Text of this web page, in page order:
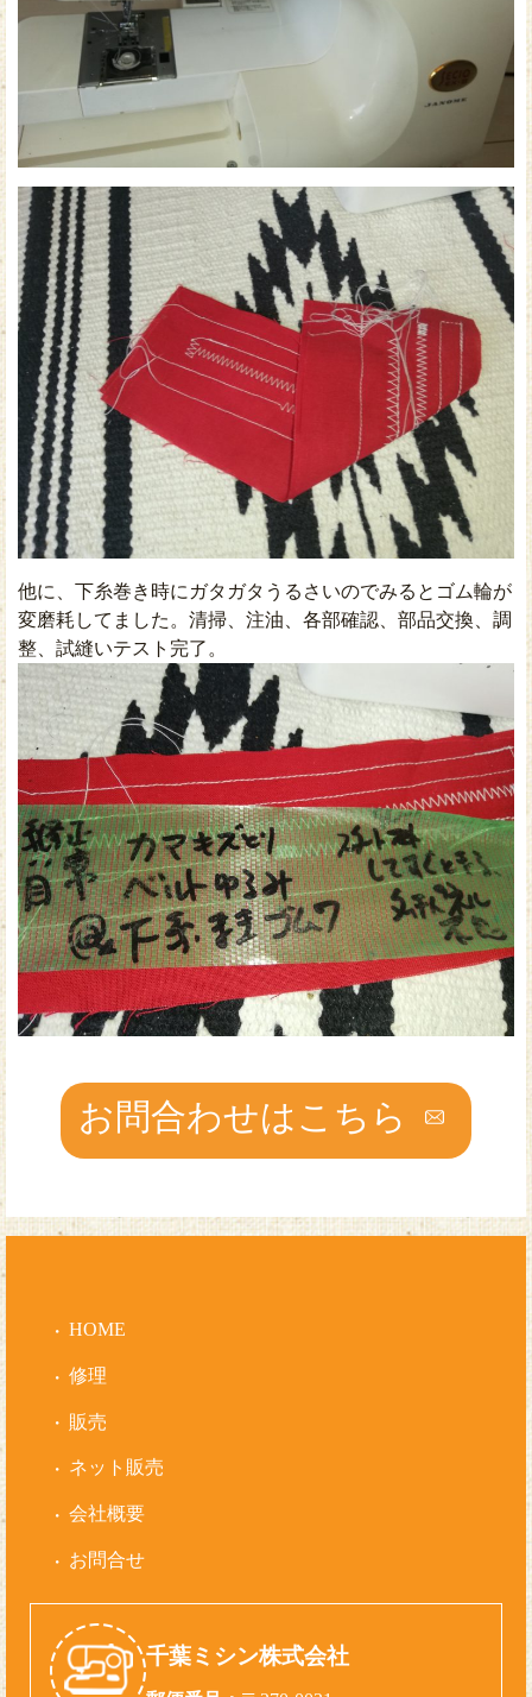
他に、下糸巻き時にガタガタうるさいのでみるとゴム輪が
変磨耗してました。清掃、注油、各部確認、部品交換、調
整、試縫いテスト完了。
お問合わせはこちら
HOME
修理
販売
ネット販売
会社概要
お問合せ
千葉ミシン株式会社